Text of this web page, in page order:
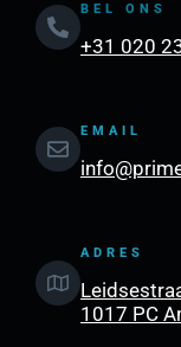
BEL ONS
+31 020
EMAIL
ADRES
1017 PC